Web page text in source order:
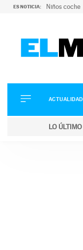
ES NOTICIA: Niños coche
ELÉCTRICOS
CONDUCIR
ACTUALIDAD
LO ÚLTIMO